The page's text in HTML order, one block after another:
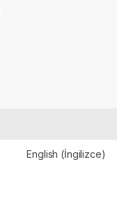
English (İngilizce)